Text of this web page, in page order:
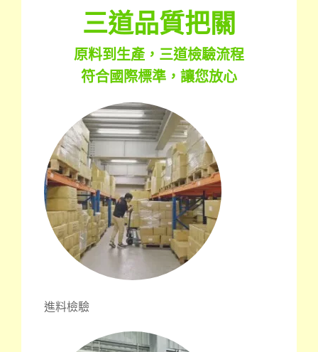
三道品質把關
原料到生產，三道檢驗流程
符合國際標準，讓您放心
進料檢驗